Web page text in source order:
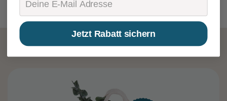
Jetzt Rabatt sichern